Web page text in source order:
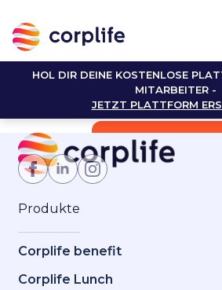
HOL DIR DEINE KOSTENLOSE
MITARBEITER -
JETZT PLATTFORM
Jetzt Mitglied
Produkte
Corplife benefit
Corplife Lunch